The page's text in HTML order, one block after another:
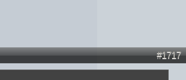
#1717